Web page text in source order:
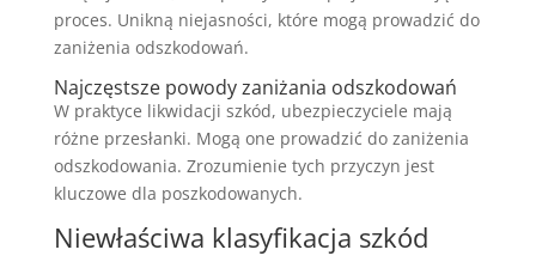
proces. Unikną niejasności, które mogą prowadzić do
zaniżenia odszkodowań.
Najczęstsze powody zaniżania odszkodowań
W praktyce likwidacji szkód, ubezpieczyciele mają
różne przesłanki. Mogą one prowadzić do zaniżenia
odszkodowania. Zrozumienie tych przyczyn jest
kluczowe dla poszkodowanych.
Niewłaściwa klasyfikacja szkód